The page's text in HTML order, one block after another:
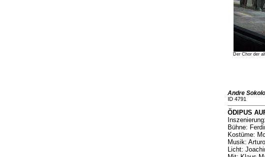
Der Chor der
Andre
ID 4791
ÖDIPUS
Bühne:
Kostüme:
Musik:
Licht: